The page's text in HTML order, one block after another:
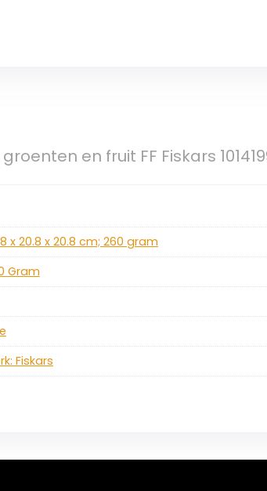
en fruit FF Fiskars
x 20.8 x 20.8 cm; 260 gram
Gram
Fiskars